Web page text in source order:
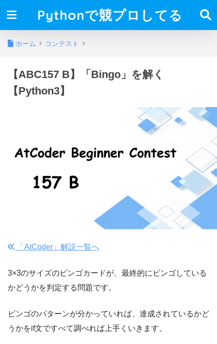
Pythonで競プロしてる
ホーム コンテスト
【ABC157 B】「Bingo」を解く
【Python3】
「AtCoder」解説一覧へ
3×3のサイズのビンゴカードが、最終的にビンゴしている
かどうかを判定する問題です。
ビンゴのパターンが分かっていれば、達成されているかど
うかをif文ですべて調べれば上手くいきます。